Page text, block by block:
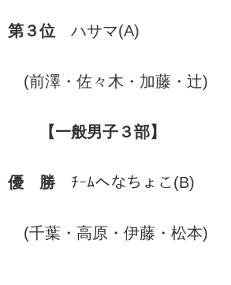
第３位 ハサマ(A)
(前澤・佐々木・加藤・辻)
【一般男子３部】
優 勝ﾁｰﾑへなちょこ(B)
(千葉・高原・伊藤・松本)